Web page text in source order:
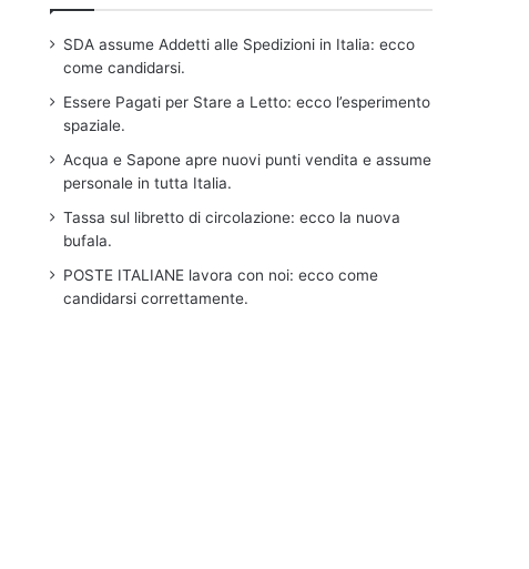
SDA assume Addetti alle Spedizioni in Italia: ecco
come candidarsi.
Essere Pagati per Stare a Letto: ecco l’esperimento
spaziale.
Acqua e Sapone apre nuovi punti vendita e assume
personale in tutta Italia.
Tassa sul libretto di circolazione: ecco la nuova
bufala.
POSTE ITALIANE lavora con noi: ecco come
candidarsi correttamente.